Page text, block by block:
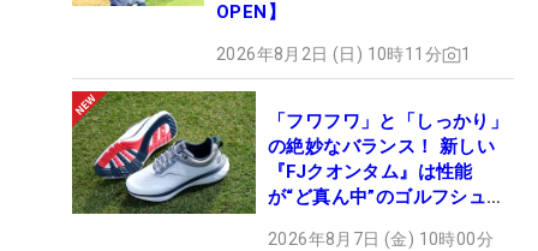
OPEN】
2026年8月2日 (日) 10時11分 1
「フワフワ」と「しっかり」
の絶妙なバランス！ 新しい
『FJクオンタム』は性能
が“ど真ん中”のゴルフシュー
2026年8月7日 (金) 10時00分